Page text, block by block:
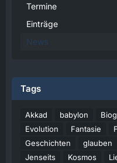
Termine
Einträge
News
Tags
Akkad babylon
Evolution
Fantasie
Geschichten
glauben
Jenseits
Kosmos